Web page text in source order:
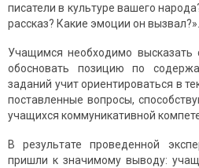
писатели в культуре вашего
рассказ? Какие эмоции он вызвал?».
Учащимся необходимо высказать
обосновать позицию по
заданий учит ориентироваться в
поставленные вопросы,
учащихся коммуникативной
В результате проведенной
пришли к значимому выводу: